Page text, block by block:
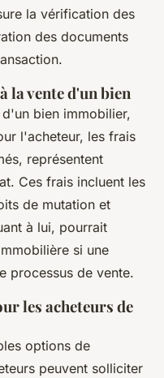
la vérification des
des documents
la vente d'un bien
bien immobilier,
l'acheteur, les frais
représentent
Ces frais incluent les
de mutation et
à lui, pourrait
si une
processus de vente.
les acheteurs de
options de
peuvent solliciter